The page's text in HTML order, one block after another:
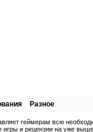
Разное
геймерам всю
и рецензии на уже